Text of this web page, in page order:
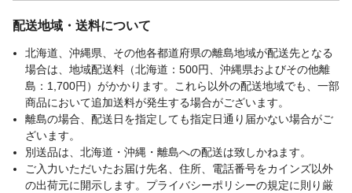
配送地域・送料について
北海道、沖縄県、その他各都道府県の離島地域が配送先となる
場合は、地域配送料（北海道：500円、沖縄県およびその他離
島：1,700円）がかかります。これら以外の配送地域でも、一部
商品において追加送料が発生する場合がございます。
離島の場合、配送日を指定しても指定日通り届かない場合がご
ざいます。
別送品は、北海道・沖縄・離島への配送は致しかねます。
ご入力いただいたお届け先名、住所、電話番号をカインズ以外
の出荷元に開示します。プライバシーポリシーの規定に則り厳